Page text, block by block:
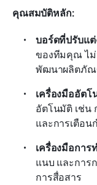
คุณสมบัติหลัก:
บอร์ดที่ปรับแต่
ของทีมคุณ ไม่
พัฒนาผลิตภัณ
เครื่องมืออัตโ
อัตโนมัติ เช่น
และการเตือน
เครื่องมือการ
แนบ และการ
การสื่อสาร